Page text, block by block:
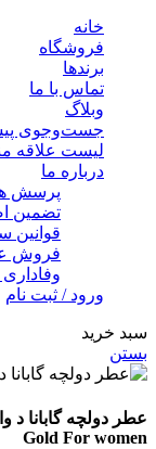
خانه
فروشگاه
برندها
تماس با ما
وبلاگ
جست‌وجوی
لیست علاقه
درباره ما
پرسش
تضمین
قوانین
فروش
ورود / ثبت نام
سبد خرید
بستن
Gold For women